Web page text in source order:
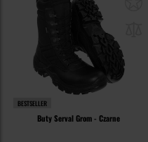
BESTSELLER
Buty Serval Grom - Czarne